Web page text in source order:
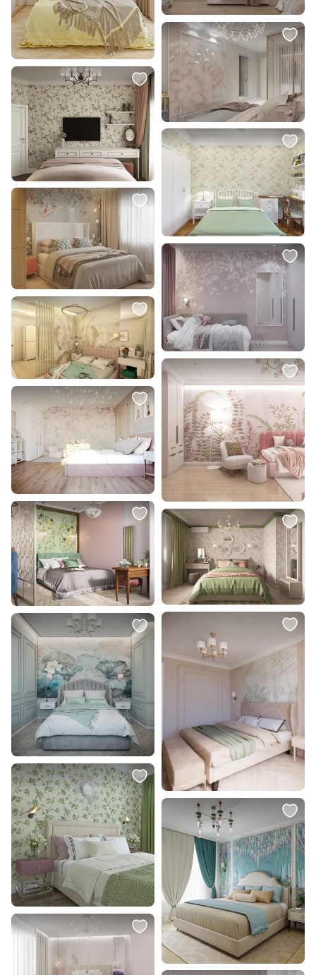
649 ₽
Встраиваемый светильник
Lightstar Zocco LED 4000K 9W
221094
В корзину
33 000 ₽ 29 700 ₽
Тумба Tomas BD-190160
В корзину
4 244 ₽
Встраиваемый светильник
Mantra SAONA 18W C0186
В корзину
5 080 ₽ 3 455 ₽
Декор Вазочка с птичкой Glasar
BD-2105232
В корзину
84 600 ₽
Кровать подростковая
Ellipsefurniture Cosy спальное
место 90*200 см (розовый)
KD010203010101В корзину
4 244 ₽
Встраиваемый светильник
Mantra SAONA 18W C0182
В корзину
20 990 ₽
Подушка La Forma (ex Julia Grup)
Martina BD-2860223 из
необработанной ткани букле 60
x 70 см
В корзину
45 700 ₽
Тумба прикроватная с
WW010502010101В корзину
2 500 ₽
Подушка декоративная RELAX
ОГОГО Обстановочка серый BD-
2090871
В корзину
78 000 ₽
Кровать подростковая
Ellipsefurniture Elit (белый,
голубая ткань) ET010109050901
В корзину
19 990 ₽ 39 150 ₽